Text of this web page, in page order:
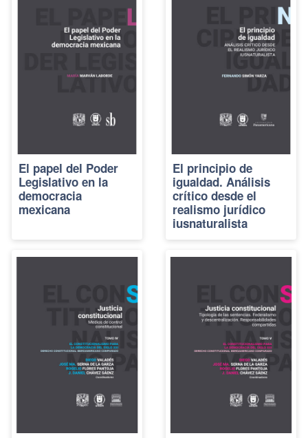
El papel del Poder
Legislativo en la
democracia
mexicana
El principio de
igualdad. Análisis
crítico desde el
realismo jurídico
iusnaturalista